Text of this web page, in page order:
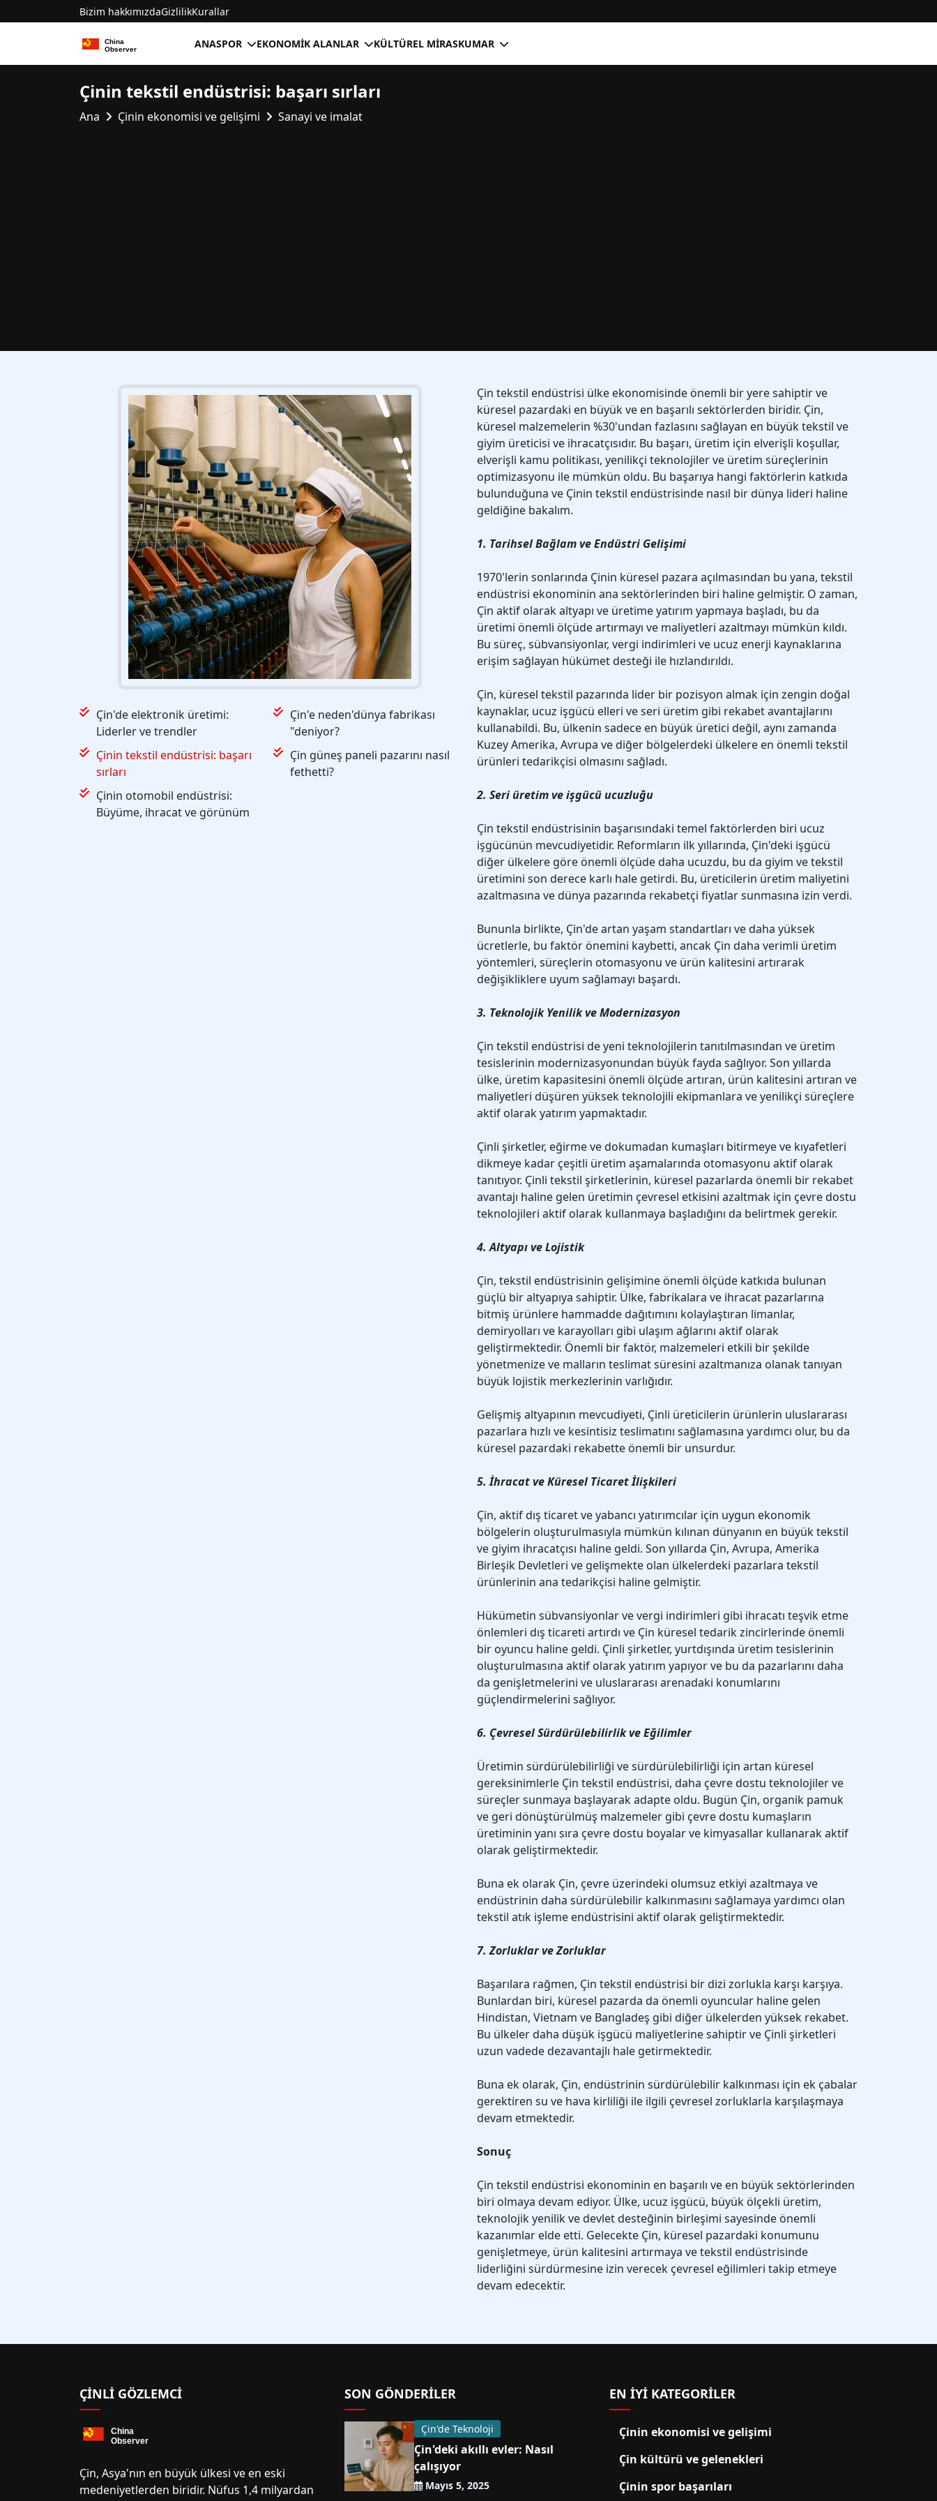
Bizim hakkımızdaGizlilikKurallar
ANASPOR EKONOMIK ALANLAR KÜLTÜREL MIRASKUMAR
Çinin tekstil endüstrisi: başarı sırları
Ana Çinin ekonomisi ve gelişimi Sanayi ve imalat
Çin'de elektronik üretimi:
Liderler ve trendler
Çin'e neden'dünya fabrikası
"deniyor?
Çinin tekstil endüstrisi: başarı
sırları
Çin güneş paneli pazarını nasıl
fethetti?
Çinin otomobil endüstrisi:
Büyüme, ihracat ve görünüm
Çin tekstil endüstrisi ülke ekonomisinde önemli bir yere sahiptir ve
küresel pazardaki en büyük ve en başarılı sektörlerden biridir. Çin,
küresel malzemelerin %30'undan fazlasını sağlayan en büyük tekstil ve
giyim üreticisi ve ihracatçısıdır. Bu başarı, üretim için elverişli koşullar,
elverişli kamu politikası, yenilikçi teknolojiler ve üretim süreçlerinin
optimizasyonu ile mümkün oldu. Bu başarıya hangi faktörlerin katkıda
bulunduğuna ve Çinin tekstil endüstrisinde nasıl bir dünya lideri haline
geldiğine bakalım.
1. Tarihsel Bağlam ve Endüstri Gelişimi
1970'lerin sonlarında Çinin küresel pazara açılmasından bu yana, tekstil
endüstrisi ekonominin ana sektörlerinden biri haline gelmiştir. O zaman,
Çin aktif olarak altyapı ve üretime yatırım yapmaya başladı, bu da
üretimi önemli ölçüde artırmayı ve maliyetleri azaltmayı mümkün kıldı.
Bu süreç, sübvansiyonlar, vergi indirimleri ve ucuz enerji kaynaklarına
erişim sağlayan hükümet desteği ile hızlandırıldı.
Çin, küresel tekstil pazarında lider bir pozisyon almak için zengin doğal
kaynaklar, ucuz işgücü elleri ve seri üretim gibi rekabet avantajlarını
kullanabildi. Bu, ülkenin sadece en büyük üretici değil, aynı zamanda
Kuzey Amerika, Avrupa ve diğer bölgelerdeki ülkelere en önemli tekstil
ürünleri tedarikçisi olmasını sağladı.
2. Seri üretim ve işgücü ucuzluğu
Çin tekstil endüstrisinin başarısındaki temel faktörlerden biri ucuz
işgücünün mevcudiyetidir. Reformların ilk yıllarında, Çin'deki işgücü
diğer ülkelere göre önemli ölçüde daha ucuzdu, bu da giyim ve tekstil
üretimini son derece karlı hale getirdi. Bu, üreticilerin üretim maliyetini
azaltmasına ve dünya pazarında rekabetçi fiyatlar sunmasına izin verdi.
Bununla birlikte, Çin'de artan yaşam standartları ve daha yüksek
ücretlerle, bu faktör önemini kaybetti, ancak Çin daha verimli üretim
yöntemleri, süreçlerin otomasyonu ve ürün kalitesini artırarak
değişikliklere uyum sağlamayı başardı.
3. Teknolojik Yenilik ve Modernizasyon
Çin tekstil endüstrisi de yeni teknolojilerin tanıtılmasından ve üretim
tesislerinin modernizasyonundan büyük fayda sağlıyor. Son yıllarda
ülke, üretim kapasitesini önemli ölçüde artıran, ürün kalitesini artıran ve
maliyetleri düşüren yüksek teknolojili ekipmanlara ve yenilikçi süreçlere
aktif olarak yatırım yapmaktadır.
Çinli şirketler, eğirme ve dokumadan kumaşları bitirmeye ve kıyafetleri
dikmeye kadar çeşitli üretim aşamalarında otomasyonu aktif olarak
tanıtıyor. Çinli tekstil şirketlerinin, küresel pazarlarda önemli bir rekabet
avantajı haline gelen üretimin çevresel etkisini azaltmak için çevre dostu
teknolojileri aktif olarak kullanmaya başladığını da belirtmek gerekir.
4. Altyapı ve Lojistik
Çin, tekstil endüstrisinin gelişimine önemli ölçüde katkıda bulunan
güçlü bir altyapıya sahiptir. Ülke, fabrikalara ve ihracat pazarlarına
bitmiş ürünlere hammadde dağıtımını kolaylaştıran limanlar,
demiryolları ve karayolları gibi ulaşım ağlarını aktif olarak
geliştirmektedir. Önemli bir faktör, malzemeleri etkili bir şekilde
yönetmenize ve malların teslimat süresini azaltmanıza olanak tanıyan
büyük lojistik merkezlerinin varlığıdır.
Gelişmiş altyapının mevcudiyeti, Çinli üreticilerin ürünlerin uluslararası
pazarlara hızlı ve kesintisiz teslimatını sağlamasına yardımcı olur, bu da
küresel pazardaki rekabette önemli bir unsurdur.
5. İhracat ve Küresel Ticaret İlişkileri
Çin, aktif dış ticaret ve yabancı yatırımcılar için uygun ekonomik
bölgelerin oluşturulmasıyla mümkün kılınan dünyanın en büyük tekstil
ve giyim ihracatçısı haline geldi. Son yıllarda Çin, Avrupa, Amerika
Birleşik Devletleri ve gelişmekte olan ülkelerdeki pazarlara tekstil
ürünlerinin ana tedarikçisi haline gelmiştir.
Hükümetin sübvansiyonlar ve vergi indirimleri gibi ihracatı teşvik etme
önlemleri dış ticareti artırdı ve Çin küresel tedarik zincirlerinde önemli
bir oyuncu haline geldi. Çinli şirketler, yurtdışında üretim tesislerinin
oluşturulmasına aktif olarak yatırım yapıyor ve bu da pazarlarını daha
da genişletmelerini ve uluslararası arenadaki konumlarını
güçlendirmelerini sağlıyor.
6. Çevresel Sürdürülebilirlik ve Eğilimler
Üretimin sürdürülebilirliği ve sürdürülebilirliği için artan küresel
gereksinimlerle Çin tekstil endüstrisi, daha çevre dostu teknolojiler ve
süreçler sunmaya başlayarak adapte oldu. Bugün Çin, organik pamuk
ve geri dönüştürülmüş malzemeler gibi çevre dostu kumaşların
üretiminin yanı sıra çevre dostu boyalar ve kimyasallar kullanarak aktif
olarak geliştirmektedir.
Buna ek olarak Çin, çevre üzerindeki olumsuz etkiyi azaltmaya ve
endüstrinin daha sürdürülebilir kalkınmasını sağlamaya yardımcı olan
tekstil atık işleme endüstrisini aktif olarak geliştirmektedir.
7. Zorluklar ve Zorluklar
Başarılara rağmen, Çin tekstil endüstrisi bir dizi zorlukla karşı karşıya.
Bunlardan biri, küresel pazarda da önemli oyuncular haline gelen
Hindistan, Vietnam ve Bangladeş gibi diğer ülkelerden yüksek rekabet.
Bu ülkeler daha düşük işgücü maliyetlerine sahiptir ve Çinli şirketleri
uzun vadede dezavantajlı hale getirmektedir.
Buna ek olarak, Çin, endüstrinin sürdürülebilir kalkınması için ek çabalar
gerektiren su ve hava kirliliği ile ilgili çevresel zorluklarla karşılaşmaya
devam etmektedir.
Sonuç
Çin tekstil endüstrisi ekonominin en başarılı ve en büyük sektörlerinden
biri olmaya devam ediyor. Ülke, ucuz işgücü, büyük ölçekli üretim,
teknolojik yenilik ve devlet desteğinin birleşimi sayesinde önemli
kazanımlar elde etti. Gelecekte Çin, küresel pazardaki konumunu
genişletmeye, ürün kalitesini artırmaya ve tekstil endüstrisinde
liderliğini sürdürmesine izin verecek çevresel eğilimleri takip etmeye
devam edecektir.
ÇINLI GÖZLEMCI
Çin, Asya'nın en büyük ülkesi ve en eski
medeniyetlerden biridir. Nüfus 1,4 milyardan
SON GÖNDERILER
Çin'de Teknoloji
Çin'deki akıllı evler: Nasıl
çalışıyor
Mayıs 5, 2025
EN IYI KATEGORILER
Çinin ekonomisi ve gelişimi
Çin kültürü ve gelenekleri
Çinin spor başarıları